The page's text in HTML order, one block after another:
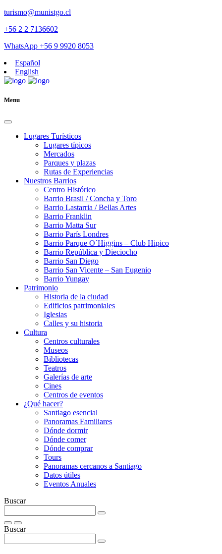
turismo@munistgo.cl
+56 2 2 7136602
WhatsApp +56 9 9920 8053
Español
English
Menu
Lugares Turísticos
Lugares tí­picos
Mercados
Parques y plazas
Rutas de Experiencias
Nuestros Barrios
Centro Histórico
Barrio Brasil / Concha y Toro
Barrio Lastarria / Bellas Artes
Barrio Franklin
Barrio Matta Sur
Barrio Parí­s Londres
Barrio Parque O´Higgins – Club Hipico
Barrio República y Dieciocho
Barrio San Diego
Barrio San Vicente – San Eugenio
Barrio Yungay
Patrimonio
Historia de la ciudad
Edificios patrimoniales
Iglesias
Calles y su historia
Cultura
Centros culturales
Museos
Bibliotecas
Teatros
Galerí­as de arte
Cines
Centros de eventos
¿Qué hacer?
Santiago esencial
Panoramas Familiares
Dónde dormir
Dónde comer
Dónde comprar
Tours
Panoramas cercanos a Santiago
Datos útiles
Eventos Anuales
Buscar
Buscar